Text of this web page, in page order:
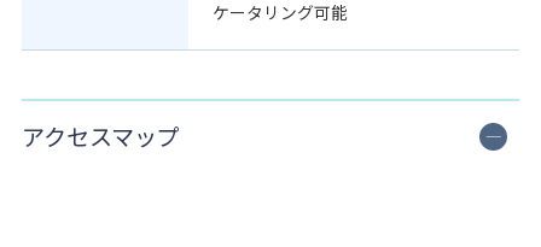
ケータリング可能
アクセスマップ